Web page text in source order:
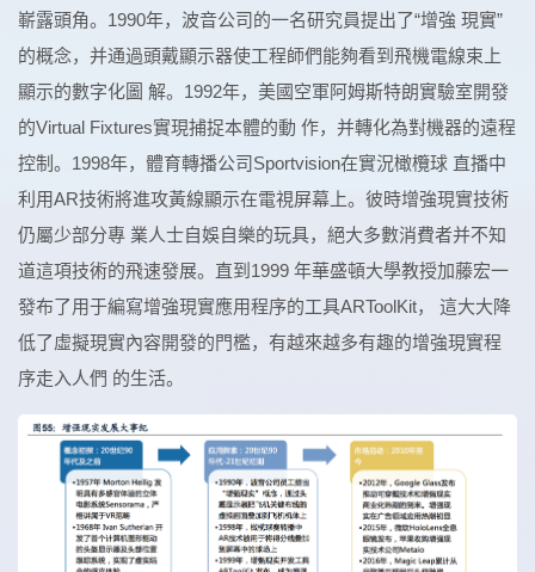
嶄露頭角。1990年，波音公司的一名研究員提出了“增強 現實”
的概念，并通過頭戴顯示器使工程師們能夠看到飛機電線束上
顯示的數字化圖 解。1992年，美國空軍阿姆斯特朗實驗室開發
的Virtual Fixtures實現捕捉本體的動 作，并轉化為對機器的遠程
控制。1998年，體育轉播公司Sportvision在實況橄欖球 直播中
利用AR技術將進攻黃線顯示在電視屏幕上。彼時增強現實技術
仍屬少部分專 業人士自娛自樂的玩具，絕大多數消費者并不知
道這項技術的飛速發展。直到1999 年華盛頓大學教授加藤宏一
發布了用于編寫增強現實應用程序的工具ARToolKit， 這大大降
低了虛擬現實內容開發的門檻，有越來越多有趣的增強現實程
序走入人們 的生活。